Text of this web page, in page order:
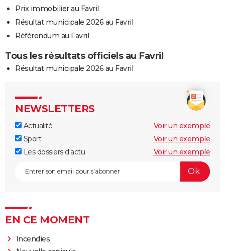
Prix immobilier au Favril
Résultat municipale 2026 au Favril
Référendum au Favril
Tous les résultats officiels au Favril
Résultat municipale 2026 au Favril
NEWSLETTERS
Actualité
Voir un exemple
Sport
Voir un exemple
Les dossiers d'actu
Voir un exemple
EN CE MOMENT
Incendies